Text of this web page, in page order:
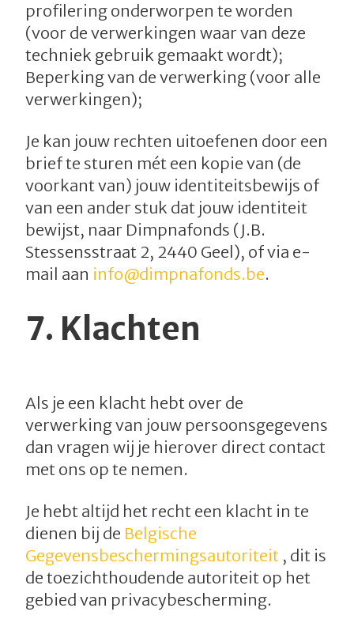
profilering onderworpen te worden
(voor de verwerkingen waar van deze
techniek gebruik gemaakt wordt);
Beperking van de verwerking (voor alle
verwerkingen);
Je kan jouw rechten uitoefenen door een
brief te sturen mét een kopie van (de
voorkant van) jouw identiteitsbewijs of
van een ander stuk dat jouw identiteit
bewijst, naar Dimpnafonds (J.B.
Stessensstraat 2, 2440 Geel), of via e-
mail aan info@dimpnafonds.be.
7. Klachten
Als je een klacht hebt over de
verwerking van jouw persoonsgegevens
dan vragen wij je hierover direct contact
met ons op te nemen.
Je hebt altijd het recht een klacht in te
dienen bij de Belgische
Gegevensbeschermingsautoriteit , dit is
de toezichthoudende autoriteit op het
gebied van privacybescherming.